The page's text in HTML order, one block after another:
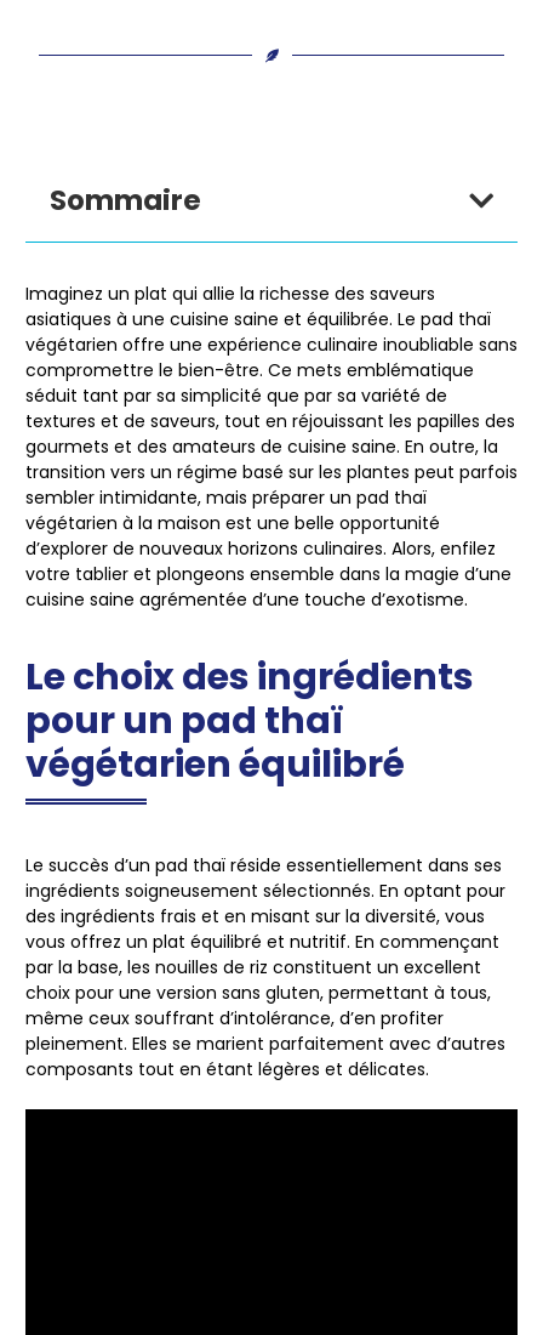
Sommaire
Imaginez un plat qui allie la richesse des saveurs
asiatiques à une cuisine saine et équilibrée. Le pad thaï
végétarien offre une expérience culinaire inoubliable sans
compromettre le bien-être. Ce mets emblématique
séduit tant par sa simplicité que par sa variété de
textures et de saveurs, tout en réjouissant les papilles des
gourmets et des amateurs de cuisine saine. En outre, la
transition vers un régime basé sur les plantes peut parfois
sembler intimidante, mais préparer un pad thaï
végétarien à la maison est une belle opportunité
d’explorer de nouveaux horizons culinaires. Alors, enfilez
votre tablier et plongeons ensemble dans la magie d’une
cuisine saine agrémentée d’une touche d’exotisme.
Le choix des ingrédients
pour un pad thaï
végétarien équilibré
Le succès d’un pad thaï réside essentiellement dans ses
ingrédients soigneusement sélectionnés. En optant pour
des ingrédients frais et en misant sur la diversité, vous
vous offrez un plat équilibré et nutritif. En commençant
par la base, les nouilles de riz constituent un excellent
choix pour une version sans gluten, permettant à tous,
même ceux souffrant d’intolérance, d’en profiter
pleinement. Elles se marient parfaitement avec d’autres
composants tout en étant légères et délicates.